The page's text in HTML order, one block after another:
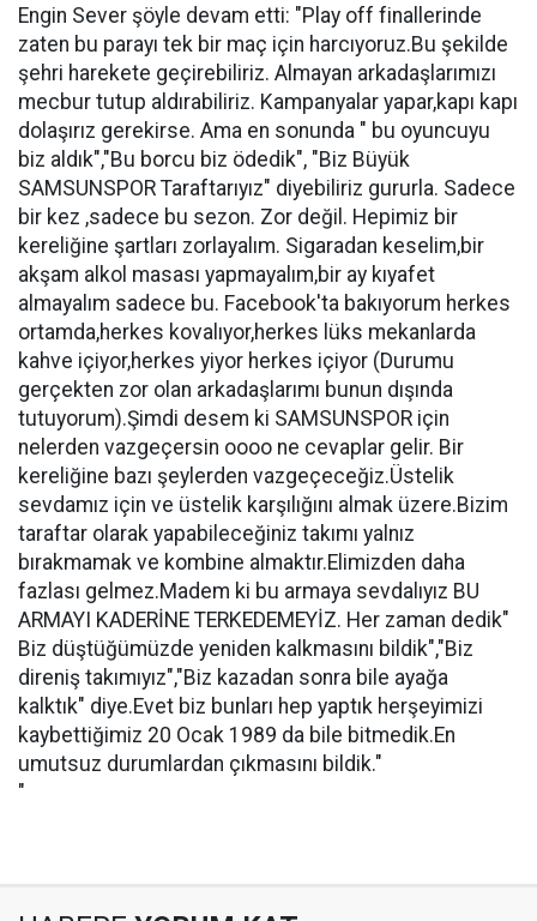
Engin Sever şöyle devam etti: "Play off finallerinde
zaten bu parayı tek bir maç için harcıyoruz.Bu şekilde
şehri harekete geçirebiliriz. Almayan arkadaşlarımızı
mecbur tutup aldırabiliriz. Kampanyalar yapar,kapı kapı
dolaşırız gerekirse. Ama en sonunda " bu oyuncuyu
biz aldık","Bu borcu biz ödedik", "Biz Büyük
SAMSUNSPOR Taraftarıyız" diyebiliriz gururla. Sadece
bir kez ,sadece bu sezon. Zor değil. Hepimiz bir
kereliğine şartları zorlayalım. Sigaradan keselim,bir
akşam alkol masası yapmayalım,bir ay kıyafet
almayalım sadece bu. Facebook'ta bakıyorum herkes
ortamda,herkes kovalıyor,herkes lüks mekanlarda
kahve içiyor,herkes yiyor herkes içiyor (Durumu
gerçekten zor olan arkadaşlarımı bunun dışında
tutuyorum).Şimdi desem ki SAMSUNSPOR için
nelerden vazgeçersin oooo ne cevaplar gelir. Bir
kereliğine bazı şeylerden vazgeçeceğiz.Üstelik
sevdamız için ve üstelik karşılığını almak üzere.Bizim
taraftar olarak yapabileceğiniz takımı yalnız
bırakmamak ve kombine almaktır.Elimizden daha
fazlası gelmez.Madem ki bu armaya sevdalıyız BU
ARMAYI KADERİNE TERKEDEMEYİZ. Her zaman dedik"
Biz düştüğümüzde yeniden kalkmasını bildik","Biz
direniş takımıyız","Biz kazadan sonra bile ayağa
kalktık" diye.Evet biz bunları hep yaptık herşeyimizi
kaybettiğimiz 20 Ocak 1989 da bile bitmedik.En
umutsuz durumlardan çıkmasını bildik."
"